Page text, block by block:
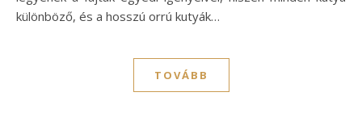
különböző, és a hosszú orrú kutyák…
TOVÁBB